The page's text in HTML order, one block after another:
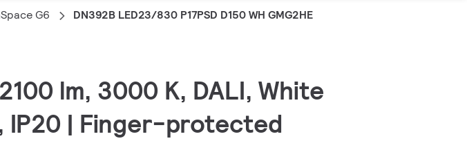
G6 DN392B LED23/830 P17PSD D150 WH GMG2HE
lm, 3000 K, DALI, White
| Finger-protected